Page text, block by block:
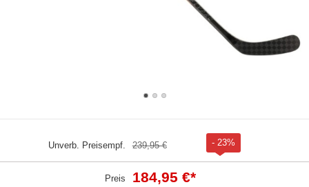
Unverb. Preisempf. 239,95 € - 23%
Preis 184,95 €*